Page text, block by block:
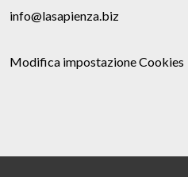
info@lasapienza.biz
Modifica impostazione Cookies